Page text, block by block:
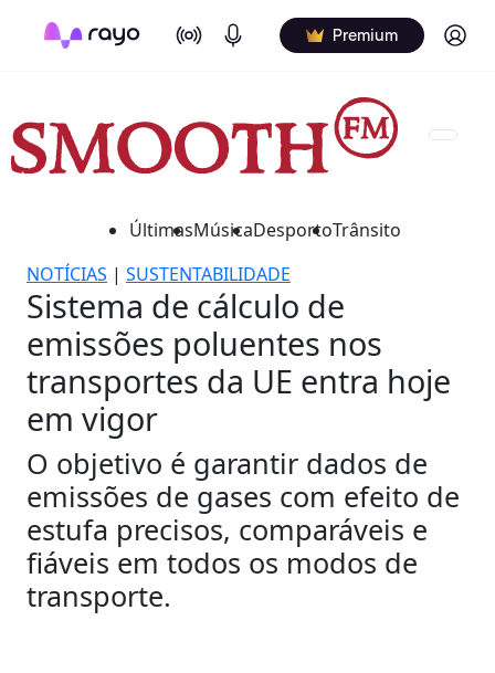
On Air Podcasts Premium Log in
ÚltimasMúsicaDesportoTrânsito
NOTÍCIAS | SUSTENTABILIDADE
Sistema de cálculo de
emissões poluentes nos
transportes da UE entra hoje
em vigor
O objetivo é garantir dados de
emissões de gases com efeito de
estufa precisos, comparáveis e
fiáveis em todos os modos de
transporte.